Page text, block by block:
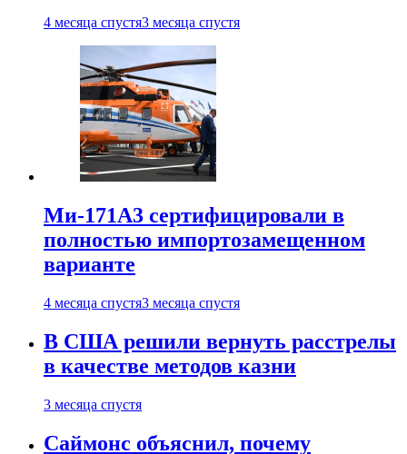
4 месяца спустя3 месяца спустя
Ми-171А3 сертифицировали в
полностью импортозамещенном
варианте
4 месяца спустя3 месяца спустя
В США решили вернуть расстрелы
в качестве методов казни
3 месяца спустя
Саймонс объяснил, почему